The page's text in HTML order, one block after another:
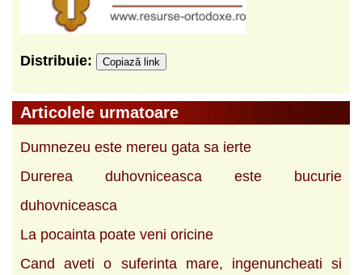
Distribuie: Copiază link
Articolele urmatoare
Dumnezeu este mereu gata sa ierte
Durerea duhovniceasca este bucurie
duhovniceasca
La pocainta poate veni oricine
Cand aveti o suferinta mare, ingenuncheati si